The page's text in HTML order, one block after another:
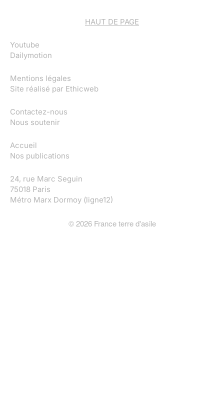
HAUT DE PAGE
Youtube
Dailymotion
Mentions légales
Site réalisé par Ethicweb
Contactez-nous
Nous soutenir
Accueil
Nos publications
24, rue Marc Seguin
75018 Paris
Métro Marx Dormoy (ligne12)
© 2026France terre d'asile